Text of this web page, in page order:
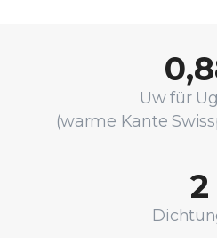
Uw für
(warme Kante
2